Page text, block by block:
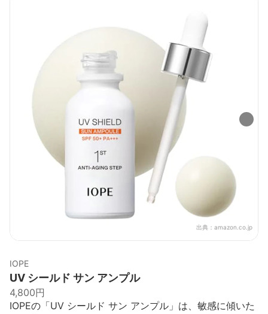
出典： amazon.co.jp
IOPE
UV シールド サン アンプル
4,800円
IOPEの「UV シールド サン アンプル」は、敏感に傾いた